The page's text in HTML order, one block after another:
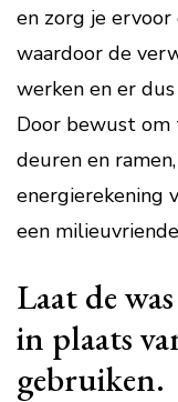
en zorg je
waardoor de
werken en er
Door bewust
deuren en
energierekening
een
Laat de
in plaats
gebruiken.